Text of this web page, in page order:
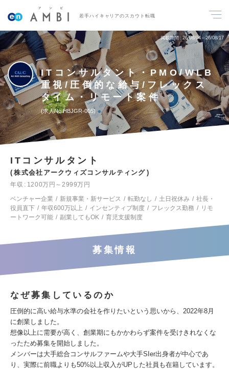
若手ハイキャリアのスカウト転職
掲載期間 26/08/04～26/08/17
ITコンサルタント・PMO/WLB
重視/圧倒的な給与/フレックス
タイム・リモート案件
求人No.HBJGR-005
ITコンサルタント
株式会社アークウィズコンサルティング
年収
1200万円～2999万円
ベンチャー企業
新規事業・新サービス 転勤なし 土日祝休み
社長・
役員直下
年収600万以上 インセンティブ制度 フレックス勤務
リモ
ートワーク可能
副業してもOK 育児支援制度
募集情報
なぜ募集しているのか
圧倒的に高い給与水準の会社を作りたいという思いから、2022年8月
に創業しました。
想像以上に需要が高く、創業期にもかかわらず案件を受けきれなくな
ったため募集を開始しました。
メンバーは大手総合コンサルファームや大手SIer出身者が中心であ
り、実際に前職よりも50%以上収入がUPした社員も在籍しています。